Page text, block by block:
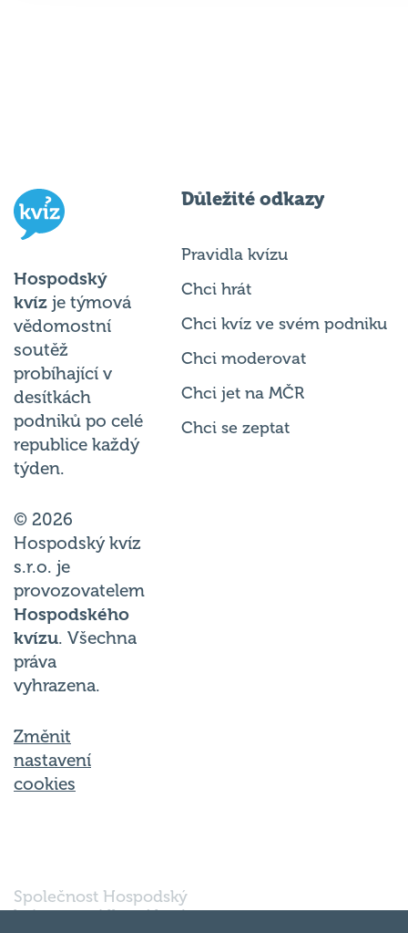
Hospodský
kvíz je týmová
vědomostní
soutěž
probíhající v
desítkách
podniků po celé
republice každý
týden.
© 2026
Hospodský kvíz
s.r.o. je
provozovatelem
Hospodského
kvízu. Všechna
práva
vyhrazena.
Změnit
nastavení
cookies
Důležité odkazy
Pravidla kvízu
Chci hrát
Chci kvíz ve svém podniku
Chci moderovat
Chci jet na MČR
Chci se zeptat
Společnost Hospodský
kvíz s.r.o., sídlem Nové